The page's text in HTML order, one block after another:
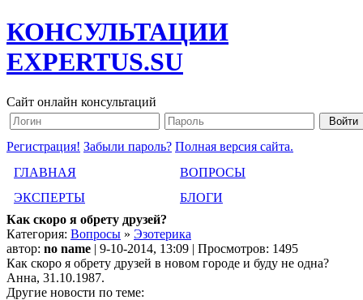
КОНСУЛЬТАЦИИ
EXPERTUS.SU
Сайт онлайн консультаций
Регистрация! Забыли пароль? Полная версия сайта.
ГЛАВНАЯ
ВОПРОСЫ
ЭКСПЕРТЫ
БЛОГИ
Как скоро я обрету друзей?
Категория: Вопросы » Эзотерика
автор: no name | 9-10-2014, 13:09 | Просмотров: 1495
Как скоро я обрету друзей в новом городе и буду не одна?
Анна, 31.10.1987.
Другие новости по теме: